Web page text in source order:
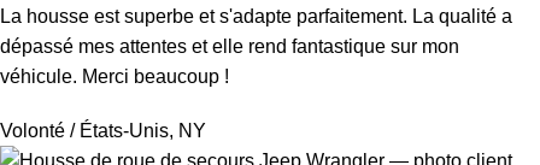
La housse est superbe et s'adapte parfaitement. La qualité a
dépassé mes attentes et elle rend fantastique sur mon
véhicule. Merci beaucoup !
Volonté / États-Unis, NY